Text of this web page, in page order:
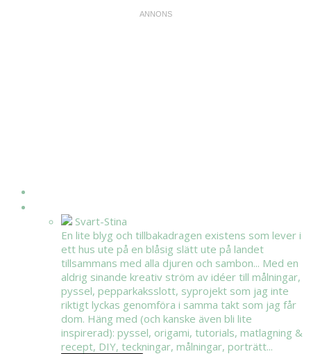
Svart-Stina
En lite blyg och tillbakadragen existens som lever i
ett hus ute på en blåsig slätt ute på landet
tillsammans med alla djuren och sambon... Med en
aldrig sinande kreativ ström av idéer till målningar,
pyssel, pepparkaksslott, syprojekt som jag inte
riktigt lyckas genomföra i samma takt som jag får
dom. Häng med (och kanske även bli lite
inspirerad): pyssel, origami, tutorials, matlagning &
recept, DIY, teckningar, målningar, porträtt...